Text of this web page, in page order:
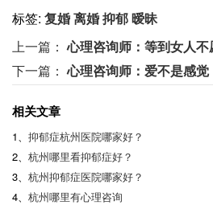
标签: 复婚离婚抑郁暧昧
上一篇：心理咨询师：等到女人不
下一篇：心理咨询师：爱不是感觉
相关文章
1、 抑郁症杭州医院哪家好？
2、 杭州哪里看抑郁症好？
3、 杭州抑郁症医院哪家好？
4、 杭州哪里有心理咨询